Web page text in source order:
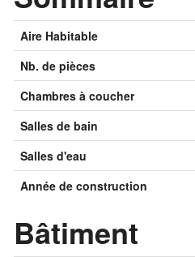
Aire Habitable
Nb. de pièces
Chambres à coucher
Salles de bain
Salles d'eau
Année de construction
Bâtiment